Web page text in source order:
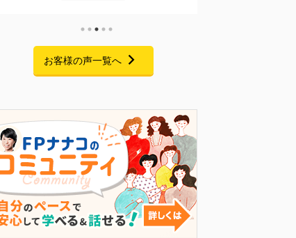
ご家庭の状況もあり、本格的な見直しには至りませ
んでした。 それから約10年。 お子さまの就職が決
まり、家計改善の見通しが立ったことをきっかけ
に、「今こそ老後に向けて準備を始めたい」と家計
お客様の声一覧へ